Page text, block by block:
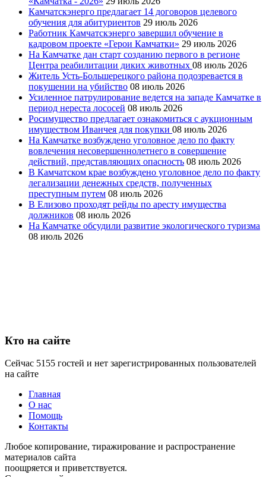
Камчатскэнерго предлагает 14 договоров целевого
обучения для абитуриентов 29 июль 2026
Работник Камчатскэнерго завершил обучение в
кадровом проекте «Герои Камчатки» 29 июль 2026
На Камчатке дан старт созданию первого в регионе
Центра реабилитации диких животных 08 июль 2026
Житель Усть-Большерецкого района подозревается в
покушении на убийство 08 июль 2026
Усиленное патрулирование ведется на западе Камчатке в
период нереста лососей 08 июль 2026
Росимущество предлагает ознакомиться с аукционным
имуществом Иванчея для покупки 08 июль 2026
На Камчатке возбуждено уголовное дело по факту
вовлечения несовершеннолетнего в совершение
действий, представляющих опасность 08 июль 2026
В Камчатском крае возбуждено уголовное дело по факту
легализации денежных средств, полученных
преступным путем 08 июль 2026
В Елизово проходят рейды по аресту имущества
должников 08 июль 2026
На Камчатке обсудили развитие экологического туризма
08 июль 2026
Кто на сайте
Сейчас 5155 гостей и нет зарегистрированных пользователей
на сайте
Главная
О нас
Помощь
Контакты
Любое копирование, тиражирование и распространение
материалов сайта
поощряется и приветствуется.